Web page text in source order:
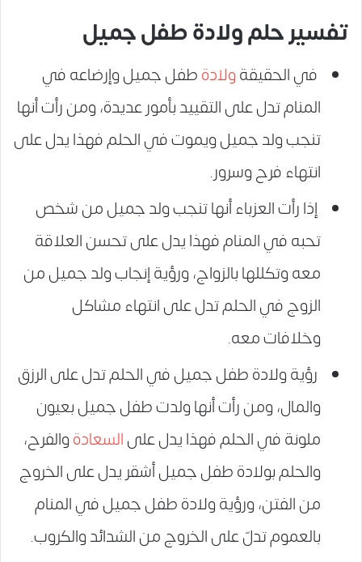
تفسير حلم ولادة طفل جميل
في الحقيقةولادةطفل جميل وإرضاعه في
المنام تدل على التقييد بأمور عديدة، ومن رأت أنها
تنجب ولد جميل ويموت في الحلم فهذا يدل على
انتهاء فرح وسرور.
إذا رأت العزباء أنها تنجب ولد جميل من شخص
تحبه في المنام فهذا يدل على تحسن العلاقة
معه وتكللها بالزواج، ورؤية إنجاب ولد جميل من
الزوج في الحلم تدل على انتهاء مشاكل
وخلافات معه.
رؤية ولادة طفل جميل في الحلم تدل على الرزق
والمال، ومن رأت أنها ولدت طفل جميل بعيون
ملونة في الحلم فهذا يدل علىالسعادةوالفرح،
والحلم بولادة طفل جميل أشقر يدل على الخروج
من الفتن، ورؤية ولادة طفل جميل في المنام
بالعموم تدلّ على الخروج من الشدائد والكروب.